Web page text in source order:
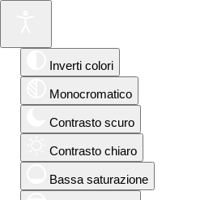
Inverti colori
Monocromatico
Contrasto scuro
Contrasto chiaro
Bassa saturazione